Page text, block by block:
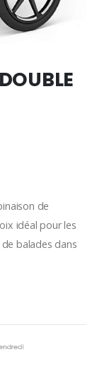
de
idéal pour les
balades dans